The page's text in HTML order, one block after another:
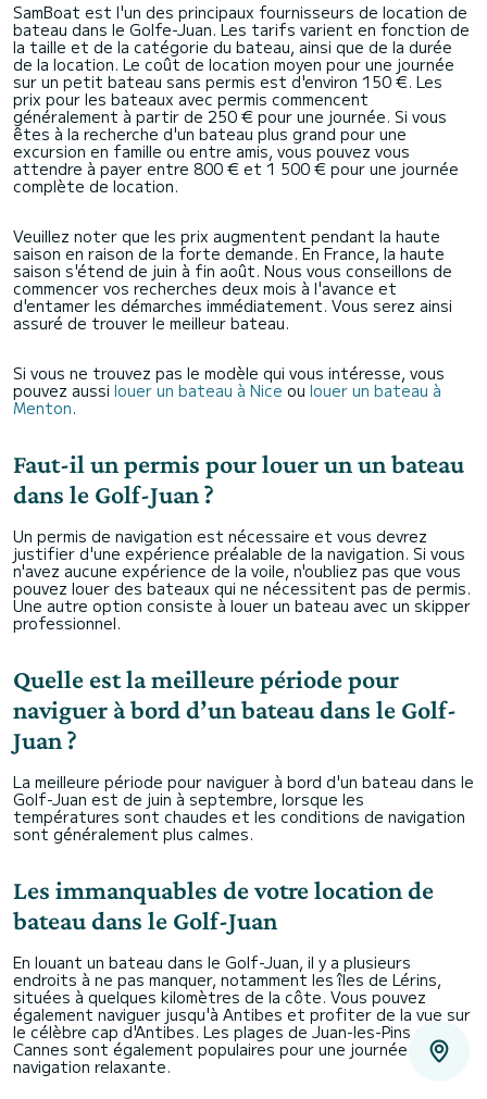
SamBoat est l'un des principaux fournisseurs de location de
bateau dans le Golfe-Juan. Les tarifs varient en fonction de
la taille et de la catégorie du bateau, ainsi que de la durée
de la location. Le coût de location moyen pour une journée
sur un petit bateau sans permis est d'environ 150 €. Les
prix pour les bateaux avec permis commencent
généralement à partir de 250 € pour une journée. Si vous
êtes à la recherche d'un bateau plus grand pour une
excursion en famille ou entre amis, vous pouvez vous
attendre à payer entre 800 € et 1 500 € pour une journée
complète de location.
Veuillez noter que les prix augmentent pendant la haute
saison en raison de la forte demande. En France, la haute
saison s'étend de juin à fin août. Nous vous conseillons de
commencer vos recherches deux mois à l'avance et
d'entamer les démarches immédiatement. Vous serez ainsi
assuré de trouver le meilleur bateau.
Si vous ne trouvez pas le modèle qui vous intéresse, vous
pouvez aussi louer un bateau à Nice ou louer un bateau à
Menton.
Faut-il un permis pour louer un un bateau
dans le Golf-Juan ?
Un permis de navigation est nécessaire et vous devrez
justifier d'une expérience préalable de la navigation. Si vous
n'avez aucune expérience de la voile, n'oubliez pas que vous
pouvez louer des bateaux qui ne nécessitent pas de permis.
Une autre option consiste à louer un bateau avec un skipper
professionnel.
Quelle est la meilleure période pour
naviguer à bord d’un bateau dans le Golf-
Juan ?
La meilleure période pour naviguer à bord d'un bateau dans le
Golf-Juan est de juin à septembre, lorsque les
températures sont chaudes et les conditions de navigation
sont généralement plus calmes.
Les immanquables de votre location de
bateau dans le Golf-Juan
En louant un bateau dans le Golf-Juan, il y a plusieurs
endroits à ne pas manquer, notamment les îles de Lérins,
situées à quelques kilomètres de la côte. Vous pouvez
également naviguer jusqu'à Antibes et profiter de la vue sur
le célèbre cap d'Antibes. Les plages de Juan-les-Pins et
Cannes sont également populaires pour une journée de
navigation relaxante.